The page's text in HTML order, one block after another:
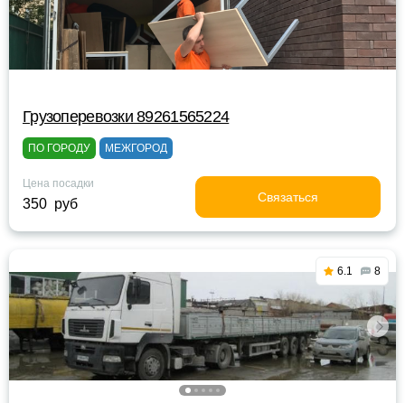
Грузоперевозки 89261565224
ПО ГОРОДУ МЕЖГОРОД
Цена посадки
350 руб Связаться
6.1 8